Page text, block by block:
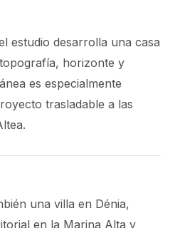
estudio desarrolla una casa
horizonte y
es especialmente
trasladable a las
una villa en Dénia,
en la Marina Alta y